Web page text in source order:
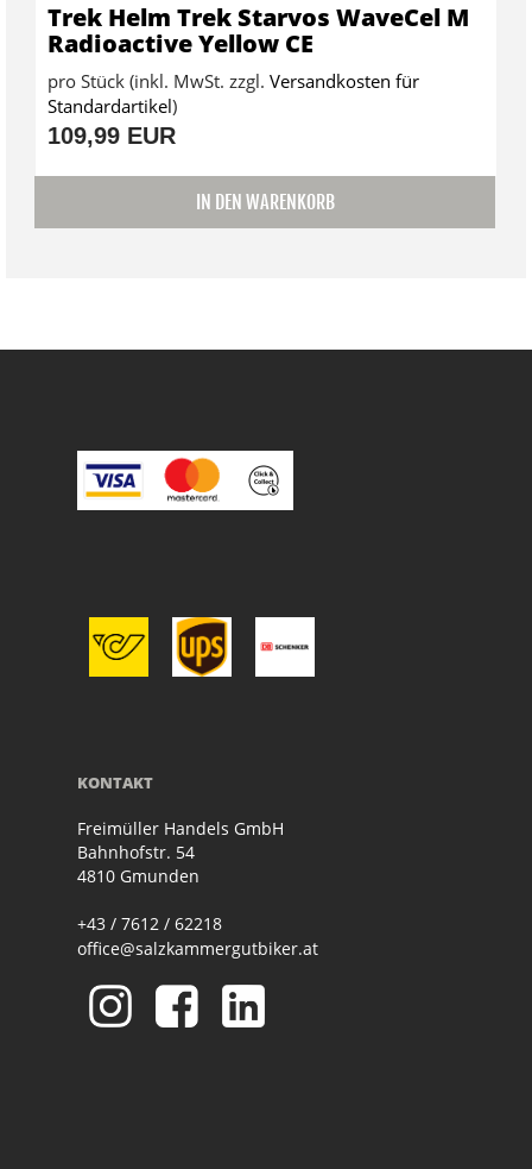
Trek Helm Trek Starvos WaveCel M
Radioactive Yellow CE
pro Stück (inkl. MwSt. zzgl. Versandkosten für
Standardartikel)
109,99 EUR
IN DEN WARENKORB
KONTAKT
Freimüller Handels GmbH
Bahnhofstr. 54
4810 Gmunden
+43 / 7612 / 62218
office@salzkammergutbiker.at